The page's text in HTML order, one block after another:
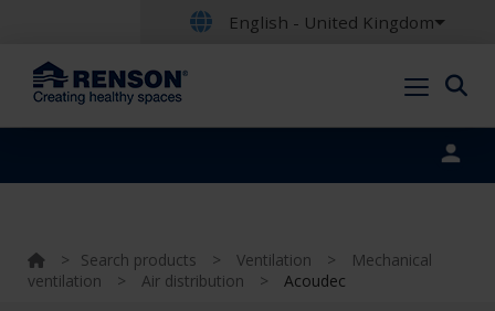
English - United Kingdom
> Search products > Ventilation >
Mechanical
ventilation
> Air distribution > Acoudec